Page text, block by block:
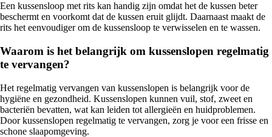
Een kussensloop met rits kan handig zijn omdat het de kussen beter
beschermt en voorkomt dat de kussen eruit glijdt. Daarnaast maakt de
rits het eenvoudiger om de kussensloop te verwisselen en te wassen.
Waarom is het belangrijk om kussenslopen regelmatig
te vervangen?
Het regelmatig vervangen van kussenslopen is belangrijk voor de
hygiëne en gezondheid. Kussenslopen kunnen vuil, stof, zweet en
bacteriën bevatten, wat kan leiden tot allergieën en huidproblemen.
Door kussenslopen regelmatig te vervangen, zorg je voor een frisse en
schone slaapomgeving.